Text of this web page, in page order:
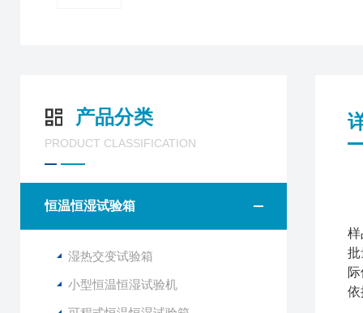
产品分类
PRODUCT CLASSIFICATION
恒温恒湿试验箱
湿热交变试验箱
小型恒温恒湿试验机
样
批
依